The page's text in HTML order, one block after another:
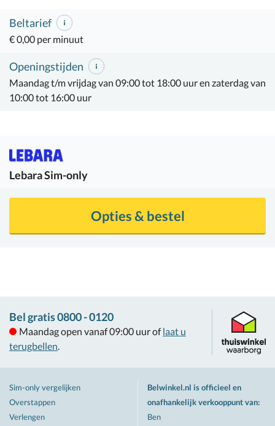
Beltarief
€ 0,00 per minuut
Openingstijden
Maandag t/m vrijdag van 09:00 tot 18:00 uur en zaterdag van
10:00 tot 16:00 uur
LebaraSim-only
Opties & bestel
Bel gratis 0800 - 0120
Maandag open vanaf 09:00 uur of laat u
terugbellen.
Sim-only vergelijken
Overstappen
Verlengen
Belwinkel.nl is officieel en
onafhankelijk verkooppunt van:
Ben